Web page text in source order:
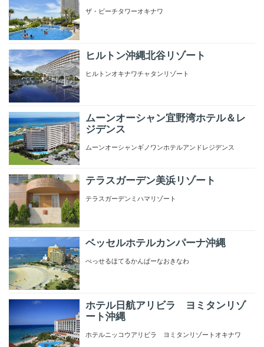
ザ・ビーチタワーオキナワ
ヒルトン沖縄北谷リゾート
ヒルトンオキナワチャタンリゾート
ムーンオーシャン宜野湾ホテル＆レ
ジデンス
ムーンオーシャンギノワンホテルアンドレジデンス
テラスガーデン美浜リゾート
テラスガーデンミハマリゾート
ベッセルホテルカンパーナ沖縄
べっせるほてるかんぱーなおきなわ
ホテル日航アリビラ ヨミタンリゾ
ート沖縄
ホテルニッコウアリビラ ヨミタンリゾートオキナワ